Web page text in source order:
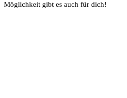
Möglichkeit gibt es auch für dich!